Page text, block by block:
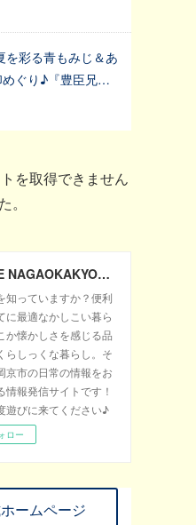
を彩る青もみじ＆あ
めぐり♪『豊臣兄…
を取得できません
。
SENSE NAGAOKAKYO ～長岡京市のサブサイト～
知っていますか？便利
に最適なかしこい暮ら
か懐かしさを感じる品
らしっくな暮らし。そ
京市の日常の情報をお
情報発信サイトです！
遊びに来てください♪
ロー
ームページ